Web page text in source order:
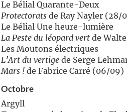
Le Bélial Quarante-Deux
Protectoratsde Ray Nayler (28/
Le Bélial Une heure-lumière
La Peste du léopard vertde
Les Moutons électriques
L’Art du vertigede Serge
Mars !de Fabrice Carré (06/09)
Octobre
Argyll